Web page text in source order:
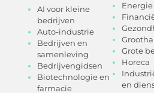
AI voor kleine
bedrijven
Auto-industrie
Bedrijven en
samenleving
Bedrijvengidsen
Biotechnologie en
farmacie
Energie
Grote
Horeca
en